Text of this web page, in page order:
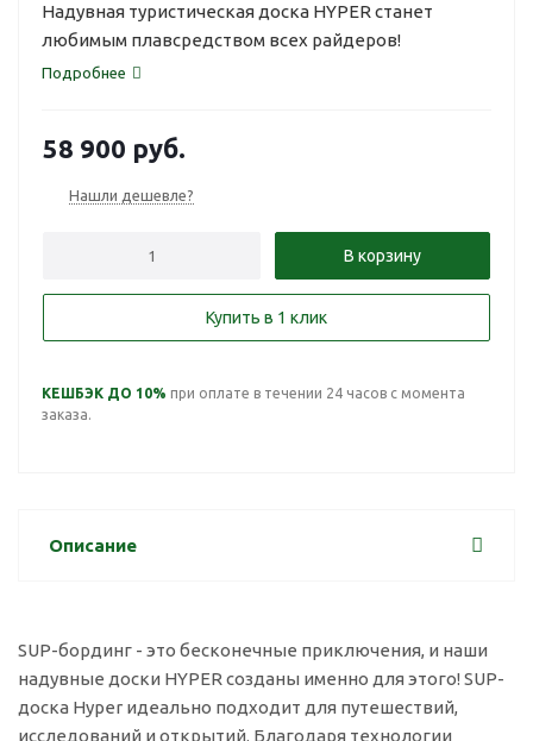
Надувная туристическая доска HYPER станет
любимым плавсредством всех райдеров!
Подробнее
58 900 руб.
Нашли дешевле?
В корзину
Купить в 1 клик
КЕШБЭК ДО 10% при оплате в течении 24 часов с момента
заказа.
Описание
SUP-бординг - это бесконечные приключения, и наши
надувные доски HYPER созданы именно для этого! SUP-
доска Hyper идеально подходит для путешествий,
исследований и открытий. Благодаря технологии